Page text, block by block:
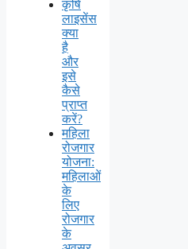
कृषि
लाइसेंस
क्या
है
और
इसे
कैसे
प्राप्त
करें?
महिला
रोजगार
योजना:
महिलाओं
के
लिए
रोजगार
के